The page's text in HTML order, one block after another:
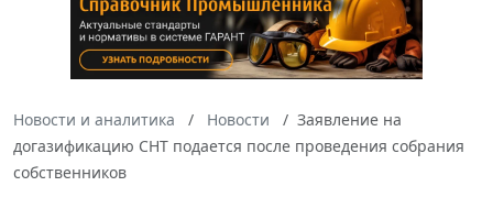
Новости и аналитика Новости
Заявление на
догазификацию СНТ подается после проведения собрания
собственников